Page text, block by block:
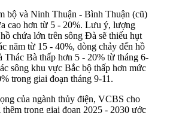
bộ và Ninh Thuận - Bình Thuận (cũ)
cao hơn từ 5 - 20%. Lưu ý, lượng
chứa lớn trên sông Đà sẽ thiếu hụt
năm từ 15 - 40%, dòng chảy đến hồ
Thác Bà thấp hơn 5 - 20% từ tháng 6-
sông khu vực Bắc bộ thấp hơn mức
trong giai đoạn tháng 9-11.
của ngành thủy điện, VCBS cho
thêm trong giai đoạn 2025 - 2030 ước